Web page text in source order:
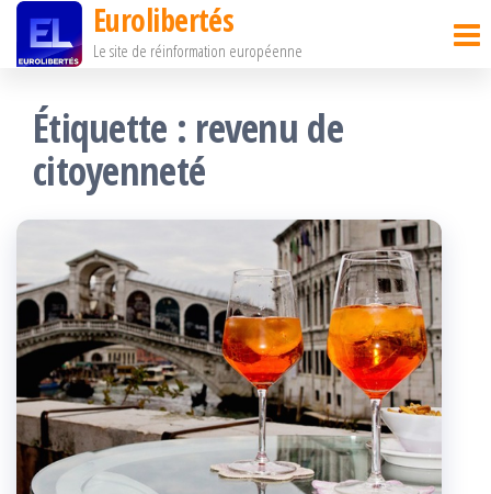
Passer
contenu
Eurolibertés
Le site de réinformation européenne
Étiquette : revenu de
citoyenneté